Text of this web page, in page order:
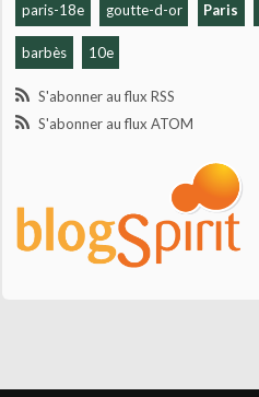
paris-18e goutte-d-or Paris
barbès 10e
S'abonner au flux RSS
S'abonner au flux ATOM